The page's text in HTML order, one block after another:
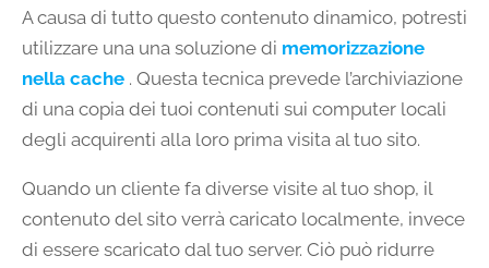
A causa di tutto questo contenuto dinamico, potresti
utilizzare una una soluzione di memorizzazione
nella cache . Questa tecnica prevede l’archiviazione
di una copia dei tuoi contenuti sui computer locali
degli acquirenti alla loro prima visita al tuo sito.
Quando un cliente fa diverse visite al tuo shop, il
contenuto del sito verrà caricato localmente, invece
di essere scaricato dal tuo server. Ciò può ridurre